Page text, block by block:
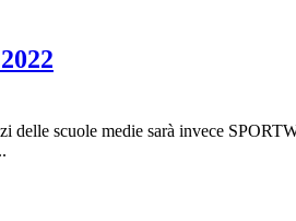
delle scuole medie sarà invece